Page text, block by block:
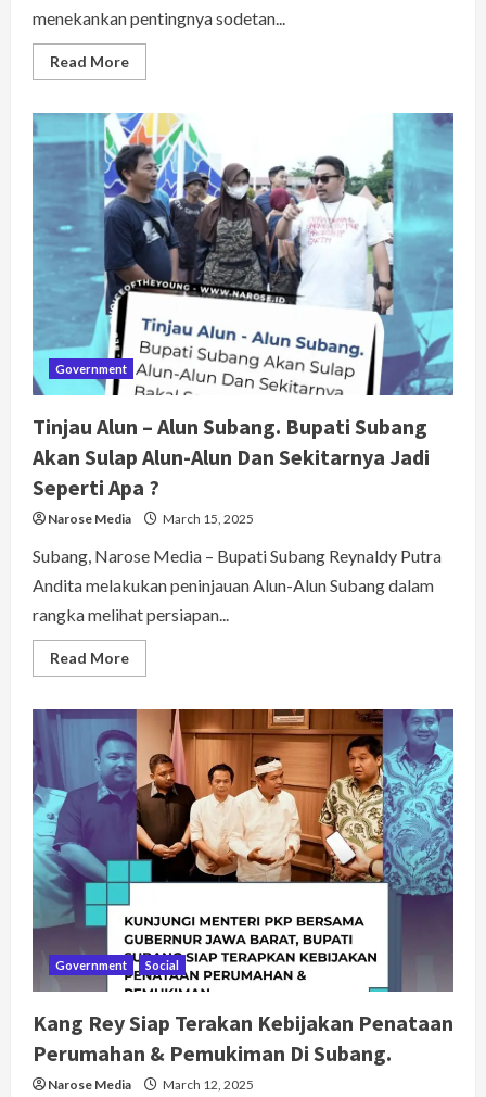
menekankan pentingnya sodetan...
Read MoreRead
more
DPRD
Subang
Teguh
Fujianto
Menekankan,
Pentingnya
Sodetan
Dalam
Menangani
Banjir
Di
Wilayah
Pamanukan
Government
Tinjau Alun – Alun Subang. Bupati Subang
Akan Sulap Alun-Alun Dan Sekitarnya Jadi
Seperti Apa ?
Narose Media March 15, 2025
Subang, Narose Media – Bupati Subang Reynaldy Putra
Andita melakukan peninjauan Alun-Alun Subang dalam
rangka melihat persiapan...
Read MoreRead
more
Alun
–
Alun
Subang. Bupati
Subang
Akan
Sulap
Alun-
Alun
Dan
Sekitarnya
Jadi
Seperti
Apa
?
Government Social
Kang Rey Siap Terakan Kebijakan Penataan
Perumahan & Pemukiman Di Subang.
Narose Media March 12, 2025